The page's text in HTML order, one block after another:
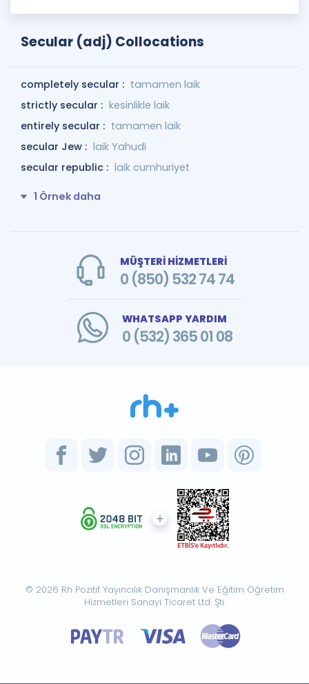
Secular (adj) Collocations
completely secular : tamamen laik
strictly secular : kesinlikle laik
entirely secular : tamamen laik
secular Jew : laik Yahudi
secular republic : laik cumhuriyet
1 Örnek daha
MÜŞTERİ HİZMETLERİ
0 (850) 532 74 74
WHATSAPP YARDIM
0 (532) 365 01 08
© 2026 Rh Pozitif Yayıncılık Danışmanlık Ve Eğitim Öğretim
Hizmetleri Sanayi Ticaret Ltd. Şti.